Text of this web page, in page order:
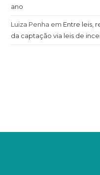
ano
Luiza Penha em Entre leis,
da captação via leis de